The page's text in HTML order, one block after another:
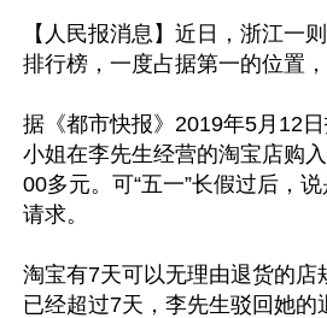
【人民报消息】近日，浙江一
排行榜，一度占据第一的位置，
据《都市快报》2019年5月12
小姐在李先生经营的淘宝店购
00多元。可“五一”长假过后，
请求。
淘宝有7天可以无理由退货的店
已经超过7天，李先生驳回她的